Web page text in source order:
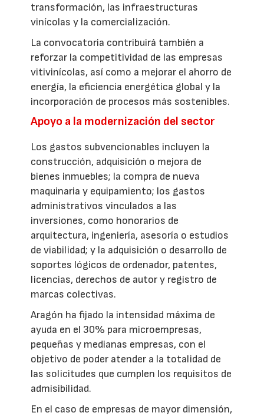
transformación, las infraestructuras
vinícolas y la comercialización.
La convocatoria contribuirá también a
reforzar la competitividad de las empresas
vitivinícolas, así como a mejorar el ahorro de
energía, la eficiencia energética global y la
incorporación de procesos más sostenibles.
Apoyo a la modernización del sector
Los gastos subvencionables incluyen la
construcción, adquisición o mejora de
bienes inmuebles; la compra de nueva
maquinaria y equipamiento; los gastos
administrativos vinculados a las
inversiones, como honorarios de
arquitectura, ingeniería, asesoría o estudios
de viabilidad; y la adquisición o desarrollo de
soportes lógicos de ordenador, patentes,
licencias, derechos de autor y registro de
marcas colectivas.
Aragón ha fijado la intensidad máxima de
ayuda en el 30% para microempresas,
pequeñas y medianas empresas, con el
objetivo de poder atender a la totalidad de
las solicitudes que cumplen los requisitos de
admisibilidad.
En el caso de empresas de mayor dimensión,